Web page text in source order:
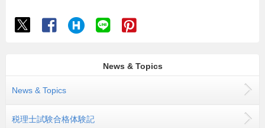
News & Topics
News & Topics
税理士試験合格体験記